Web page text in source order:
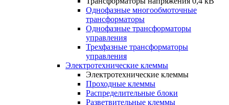
Однофазные многообмоточные
трансформаторы
Однофазные трансформаторы
управления
Трехфазные трансформаторы
управления
Электротехнические клеммы
Электротехнические клеммы
Проходные клеммы
Распределительные блоки
Разветвительные клеммы